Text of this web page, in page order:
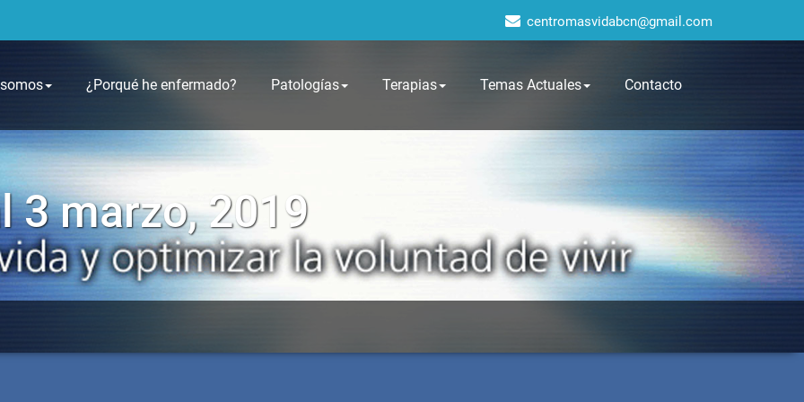
centromasvidabcn@gmail.com
¿Porqué he enfermado? Patologías Terapias Temas Actuales Contacto
3 marzo, 2019